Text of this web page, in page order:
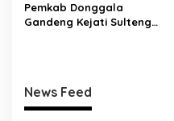
Pemkab Donggala
Gandeng Kejati Sulteng
News Feed